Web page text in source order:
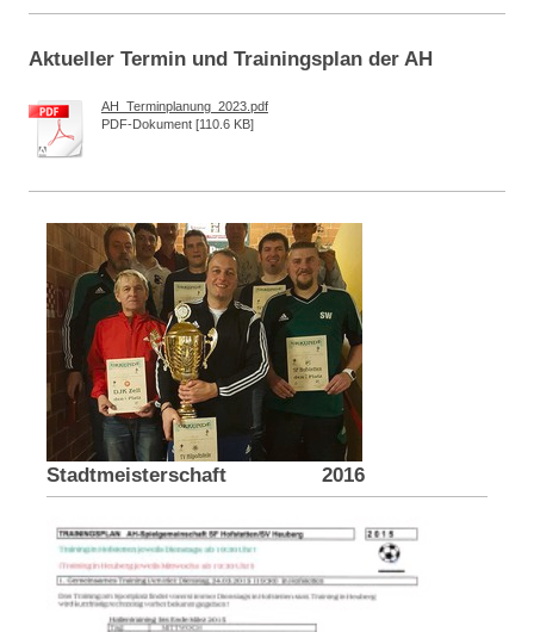
Aktueller Termin und Trainingsplan der AH
AH_Terminplanung_2023.pdf
PDF-Dokument [110.6 KB]
Stadtmeisterschaft 2016